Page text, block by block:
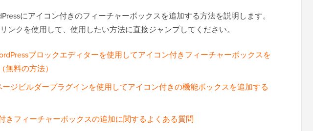
にアイコン付きのフィーチャーボックスを追加する方法を説明します。
ンクを使用して、使用したい方法に直接ジャンプしてください。
ブロックエディターを使用してアイコン付きフィーチャーボックスを
無料の方法）
ジビルダープラグインを使用してアイコン付きの機能ボックスを追加する
きフィーチャーボックスの追加に関するよくある質問